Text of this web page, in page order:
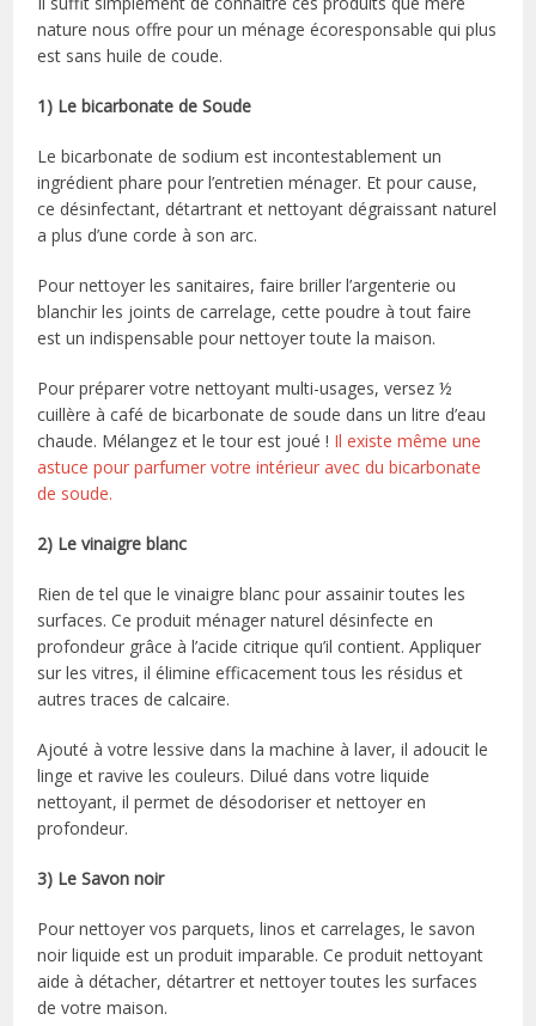
nature nous offre pour un ménage écoresponsable qui plus
est sans huile de coude.
1) Le bicarbonate de Soude
Le bicarbonate de sodium est incontestablement un
ingrédient phare pour l’entretien ménager. Et pour cause,
ce désinfectant, détartrant et nettoyant dégraissant naturel
a plus d’une corde à son arc.
Pour nettoyer les sanitaires, faire briller l’argenterie ou
blanchir les joints de carrelage, cette poudre à tout faire
est un indispensable pour nettoyer toute la maison.
Pour préparer votre nettoyant multi-usages, versez ½
cuillère à café de bicarbonate de soude dans un litre d’eau
chaude. Mélangez et le tour est joué ! Il existe même une
astuce pour parfumer votre intérieur avec du bicarbonate
de soude.
2) Le vinaigre blanc
Rien de tel que le vinaigre blanc pour assainir toutes les
surfaces. Ce produit ménager naturel désinfecte en
profondeur grâce à l’acide citrique qu’il contient. Appliquer
sur les vitres, il élimine efficacement tous les résidus et
autres traces de calcaire.
Ajouté à votre lessive dans la machine à laver, il adoucit le
linge et ravive les couleurs. Dilué dans votre liquide
nettoyant, il permet de désodoriser et nettoyer en
profondeur.
3) Le Savon noir
Pour nettoyer vos parquets, linos et carrelages, le savon
noir liquide est un produit imparable. Ce produit nettoyant
aide à détacher, détartrer et nettoyer toutes les surfaces
de votre maison.